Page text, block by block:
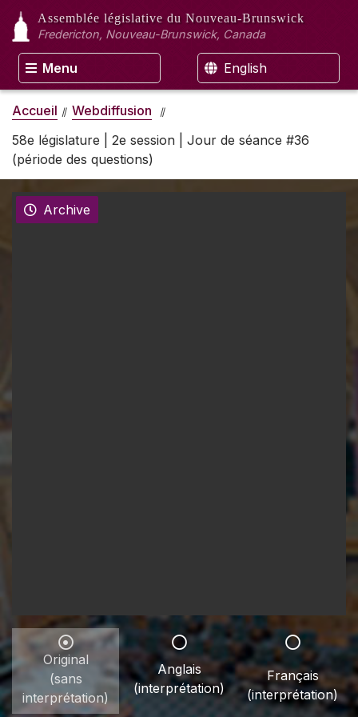
Assemblée législative du Nouveau-Brunswick
Fredericton, Nouveau-Brunswick, Canada
Menu English
Accueil
Webdiffusion
58e législature | 2e session | Jour de séance #36
(période des questions)
Archive
Original
(sans
interprétation)
Anglais
(interprétation)
Français
(interprétation)